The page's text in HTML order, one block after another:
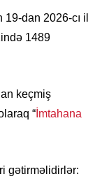
dan 2026-cı il
1489
keçmiş
“ İmtahana
gətirməlidirlər: